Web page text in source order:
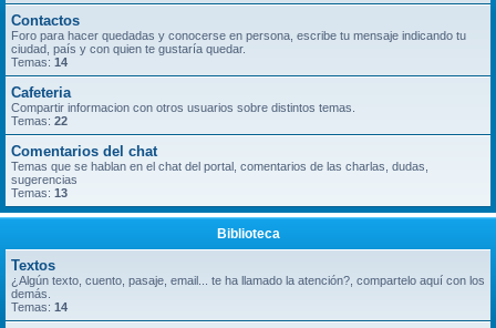
Contactos
Foro para hacer quedadas y conocerse en persona, escribe tu mensaje indicando tu
ciudad, país y con quien te gustaría quedar.
Temas: 14
Cafeteria
Compartir informacion con otros usuarios sobre distintos temas.
Temas: 22
Comentarios del chat
Temas que se hablan en el chat del portal, comentarios de las charlas, dudas,
sugerencias
Temas: 13
Biblioteca
Textos
¿Algún texto, cuento, pasaje, email... te ha llamado la atención?, compartelo aquí con los
demás.
Temas: 14